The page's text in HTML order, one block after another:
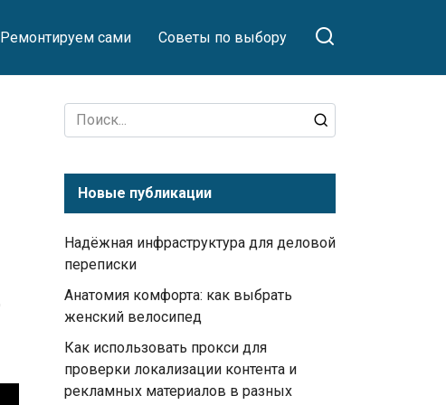
Ремонтируем сами Советы по выбору
Search
for:
Новые публикации
Надёжная инфраструктура для деловой
переписки
Анатомия комфорта: как выбрать
женский велосипед
Как использовать прокси для
проверки локализации контента и
рекламных материалов в разных